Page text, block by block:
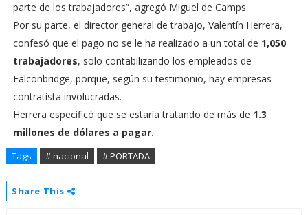
parte de los trabajadores”, agregó Miguel de Camps.
Por su parte, el director general de trabajo, Valentín Herrera,
confesó que el pago no se le ha realizado a un total de 1,050
trabajadores, solo contabilizando los empleados de
Falconbridge, porque, según su testimonio, hay empresas
contratista involucradas.
Herrera especificó que se estaría tratando de más de 1.3
millones de dólares a pagar.
Tags # nacional # PORTADA
Share This